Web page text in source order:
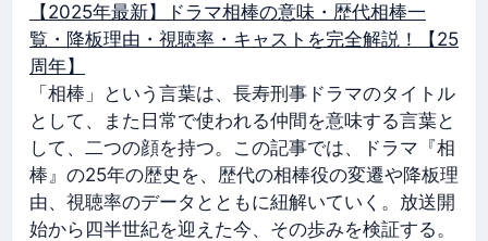
【2025年最新】ドラマ相棒の意味・歴代相棒一
覧・降板理由・視聴率・キャストを完全解説！【25
周年】
「相棒」という言葉は、長寿刑事ドラマのタイトル
として、また日常で使われる仲間を意味する言葉と
して、二つの顔を持つ。この記事では、ドラマ『相
棒』の25年の歴史を、歴代の相棒役の変遷や降板理
由、視聴率のデータとともに紐解いていく。放送開
始から四半世紀を迎えた今、その歩みを検証する。